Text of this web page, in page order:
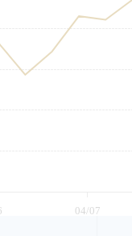
04/07